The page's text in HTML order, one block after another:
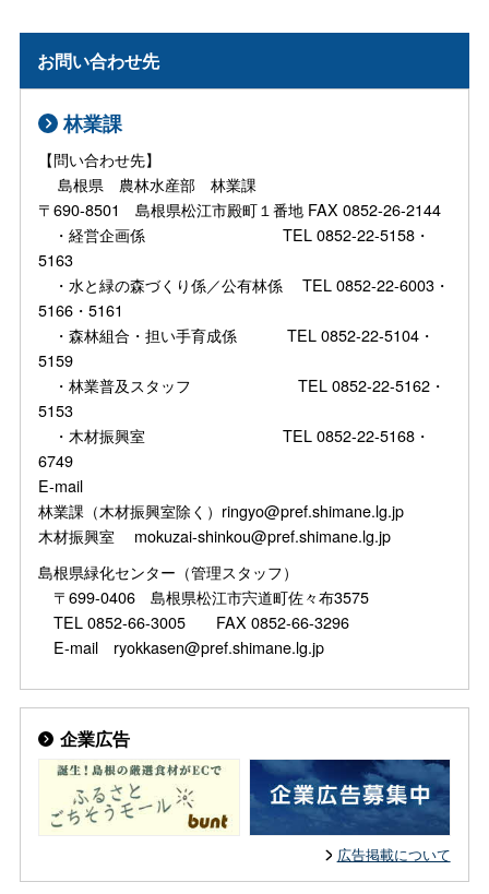
お問い合わせ先
林業課
【問い合わせ先】
島根県 農林水産部 林業課
〒690-8501 島根県松江市殿町１番地 FAX 0852-26-2144
・経営企画係 TEL 0852-22-5158・
5163
・水と緑の森づくり係／公有林係 TEL 0852-22-6003・
5166・5161
・森林組合・担い手育成係 TEL 0852-22-5104・
5159
・林業普及スタッフ TEL 0852-22-5162・
5153
・木材振興室 TEL 0852-22-5168・
6749
E-mail
林業課（木材振興室除く）ringyo@pref.shimane.lg.jp
木材振興室 mokuzai-shinkou@pref.shimane.lg.jp
島根県緑化センター（管理スタッフ）
〒699-0406 島根県松江市宍道町佐々布3575
TEL 0852-66-3005 FAX 0852-66-3296
E-mail ryokkasen@pref.shimane.lg.jp
企業広告
広告掲載について